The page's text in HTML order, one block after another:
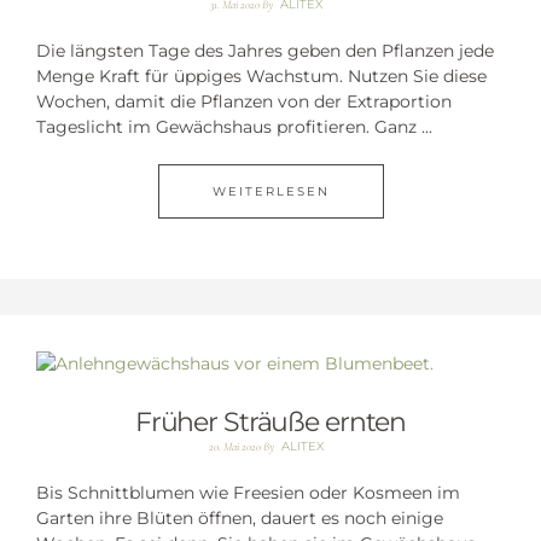
31. Mai 2020By ALITEX
Die längsten Tage des Jahres geben den Pflanzen jede
Menge Kraft für üppiges Wachstum. Nutzen Sie diese
Wochen, damit die Pflanzen von der Extraportion
Tageslicht im Gewächshaus profitieren. Ganz ...
WEITERLESEN
Früher Sträuße ernten
20. Mai 2020By ALITEX
Bis Schnittblumen wie Freesien oder Kosmeen im
Garten ihre Blüten öffnen, dauert es noch einige